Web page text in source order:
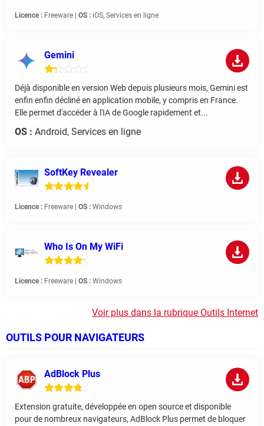
Licence : Freeware | OS : iOS, Services en ligne
Gemini
Déjà disponible en version Web depuis plusieurs mois, Gemini est
enfin enfin décliné en application mobile, y compris en France.
Elle permet d'accéder à l'IA de Google rapidement et...
OS : Android, Services en ligne
SoftKey Revealer
Licence : Freeware | OS : Windows
Who Is On My WiFi
Licence : Freeware | OS : Windows
Voir plus dans la rubrique Outils Internet
OUTILS POUR NAVIGATEURS
AdBlock Plus
Extension gratuite, développée en open source et disponible
pour de nombreux navigateurs, AdBlock Plus permet de bloquer